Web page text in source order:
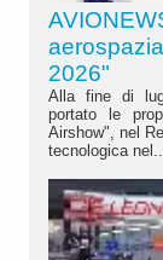
2026"
Alla fine di
portato le
Airshow", nel
tecnologica